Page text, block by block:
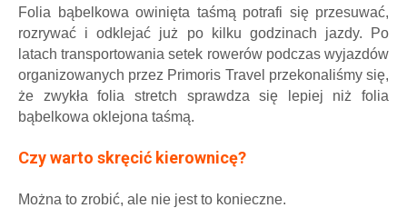
Folia bąbelkowa owinięta taśmą potrafi się przesuwać,
rozrywać i odklejać już po kilku godzinach jazdy. Po
latach transportowania setek rowerów podczas wyjazdów
organizowanych przez Primoris Travel przekonaliśmy się,
że zwykła folia stretch sprawdza się lepiej niż folia
bąbelkowa oklejona taśmą.
Czy warto skręcić kierownicę?
Można to zrobić, ale nie jest to konieczne.